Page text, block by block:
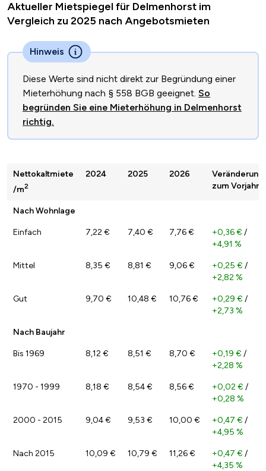
Aktueller Mietspiegel für Delmenhorst im
Vergleich zu 2025 nach Angebotsmieten
Hinweis
Diese Werte sind nicht direkt zur Begründung einer
Mieterhöhung nach § 558 BGB geeignet. So
begründen Sie eine Mieterhöhung in Delmenhorst
richtig.
Nettokaltmiete
/m2
2024 2025 2026
Veränderung
zum Vorjahr
Nach Wohnlage
Einfach 7,22 € 7,40 € 7,76 € +0,36 € /
+4,91 %
Mittel 8,35 € 8,81 € 9,06 € +0,25 € /
+2,82 %
Gut 9,70 € 10,48 € 10,76 € +0,29 € /
+2,73 %
Nach Baujahr
Bis 1969 8,12 € 8,51 € 8,70 € +0,19 € /
+2,28 %
1970 - 1999 8,18 € 8,54 € 8,56 € +0,02 € /
+0,28 %
2000 - 2015 9,04 € 9,53 € 10,00 € +0,47 € /
+4,95 %
Nach 2015 10,09 € 10,79 € 11,26 € +0,47 € /
+4,35 %